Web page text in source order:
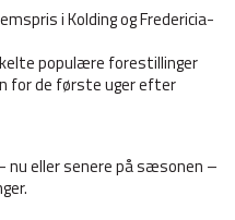
i Kolding og Fredericia-
populære forestillinger
for de første uger efter
nu eller senere på sæsonen –